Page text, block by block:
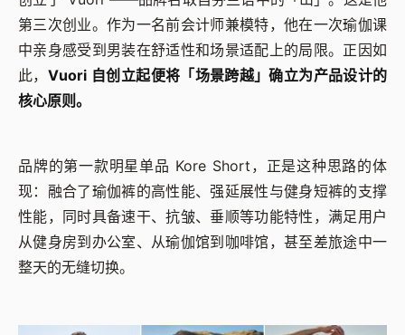
第三次创业。作为一名前会计师兼模特，他在一次瑜伽课
中亲身感受到男装在舒适性和场景适配上的局限。正因如
此， Vuori 自创立起便将「场景跨越」确立为产品设计的
核心原则。
品牌的第一款明星单品 Kore Short，正是这种思路的体
现：融合了瑜伽裤的高性能、强延展性与健身短裤的支撑
性能，同时具备速干、抗皱、垂顺等功能特性，满足用户
从健身房到办公室、从瑜伽馆到咖啡馆，甚至差旅途中一
整天的无缝切换。